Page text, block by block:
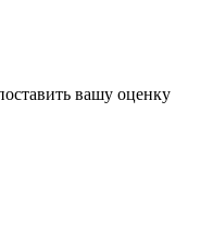
вашу оценку